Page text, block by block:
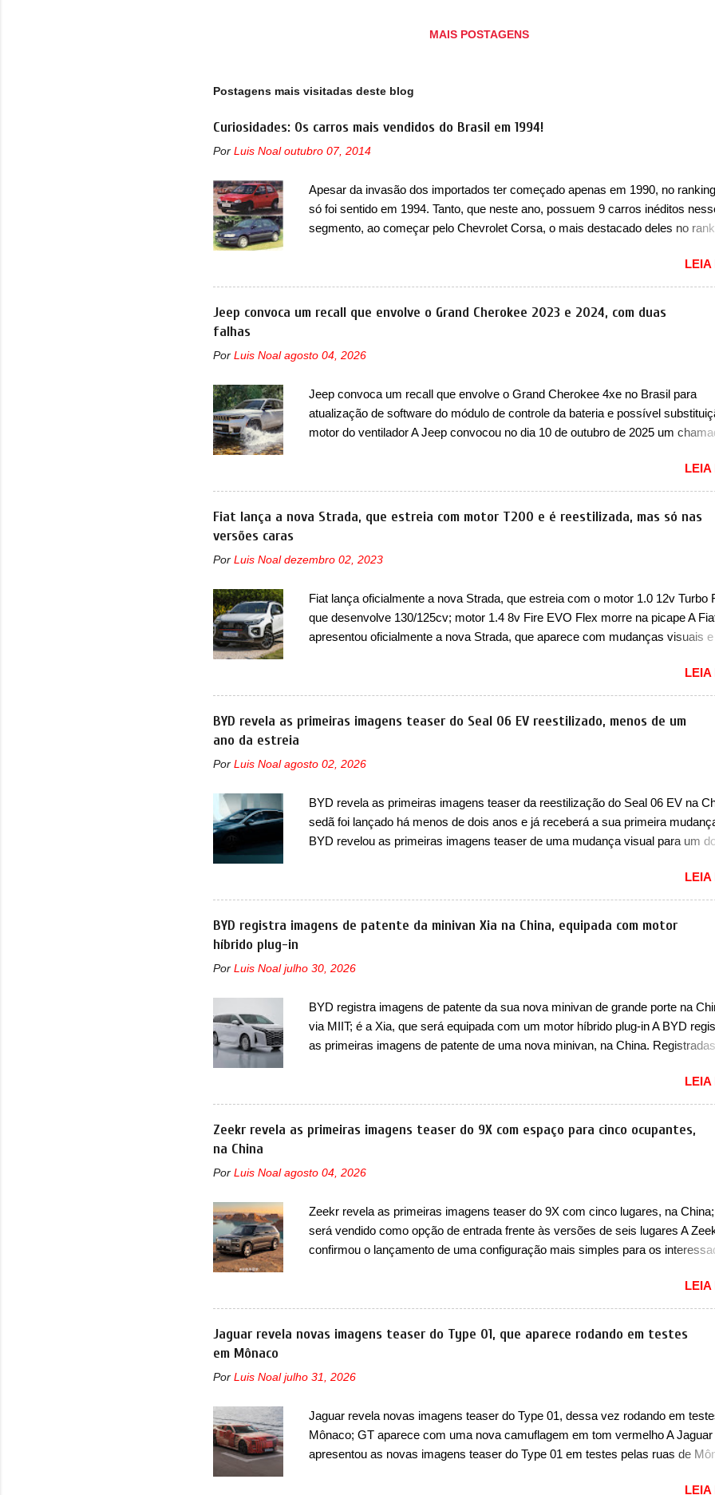
Shadow. Na dianteira, o modelo recebe um design mais esportivo,
MAIS POSTAGENS
Postagens mais visitadas deste blog
Curiosidades: Os carros mais vendidos do Brasil em 1994!
Por Luis Noal outubro 07, 2014
Apesar da invasão dos importados ter começado apenas em 1990, no
só foi sentido em 1994. Tanto, que neste ano, possuem 9 carros inéditos
segmento, ao começar pelo Chevrolet Corsa, o mais destacado deles no
lançamento da Chevrolet que assustou a concorrência. Nesse ano também
lançada a nova geração do Volkswagen Gol que depois de 14 anos ganhava
nova geração feita do zero, apelidada de "Bolinha" por suas formas
Além do Gol, outro Volkswagen fazia sua estréia no mercado. Era o Pointer,
foi marcava pelos franceses, alemães, japoneses e coreanos que chegaram
nas vendas em 1994 foram o Renault R19 que vinha em 3 versões de
sendo duas do hatch e o sedan, a famosa Kia Besta, o Vol...
LEIA
Jeep convoca um recall que envolve o Grand Cherokee 2023 e 2024, com duas
falhas
Por Luis Noal agosto 04, 2026
Jeep convoca um recall que envolve o Grand Cherokee 4xe no Brasil para
atualização de software do módulo de controle da bateria e possível
motor do ventilador A Jeep convocou no dia 10 de outubro de 2025 um
com unidades de ano/modelo 2023 e 2024. A marca norte-americana diz que
unidades afetadas precisam retornar a uma concessionária mais próxima
solução de dois problemas. O primeiro deles será uma atualização do
módulo de controle da bateria (AHCP e HCP). Para alguns veículos
ventilador HVAC (aquecimento, ventilação e ar-condicionado). A marca
microprocessador do Módulo de Controle da Bateria (BPCM), que poderá
perda de força motriz, requerendo a atualização do software do modulo de...
LEIA
Fiat lança a nova Strada, que estreia com motor T200 e é reestilizada, mas só nas
versões caras
Por Luis Noal dezembro 02, 2023
Fiat lança oficialmente a nova Strada, que estreia com o motor 1.0 12v Turbo
que desenvolve 130/125cv; motor 1.4 8v Fire EVO Flex morre na picape A
apresentou oficialmente a nova Strada, que aparece com mudanças visuais
automático CVT no ano passado, a Fiat apresentou mudanças visuais e a
do motor 1.0 12v Turbo Flex, conhecido como T200. Praticamente sem
concorrentes, a Fiat Strada soube ser mutável com avanços importantes que a
concorrência nunca conseguiu acompanhar e agora ela abre uma distância
Fiat Strada é mais do que uma picape, é uma verdadeira revolução no
topo do mercado brasileiro, algo que só a Strada fez. Mais do que isso: ela é a
prova viva que time que está ganhando se mexe sim. Ao longo da sua
ela...
LEIA
BYD revela as primeiras imagens teaser do Seal 06 EV reestilizado, menos de um
ano da estreia
Por Luis Noal agosto 02, 2026
BYD revela as primeiras imagens teaser da reestilização do Seal 06 EV na
sedã foi lançado há menos de dois anos e já receberá a sua primeira
BYD revelou as primeiras imagens teaser de uma mudança visual para um
Seal 06 EV, lançado no segundo semestre de 2025. Sim, há menos de um
modelo agora passará a ser vendido com mudanças visuais na dianteira e na
traseira, que vão atualizá-los para a identidade visual mais moderna da marca,
ainda sem motivos para que essa mudança já seja tão recente assim (o que
percebe que o sedã contará com um novo para-choque na dianteira. Ele passa
passando logo abaixo do logotipo e dos faróis. Ele ainda possui um espaço
placa novo abaixo do vinco e uma nova entrada de ar inferio...
LEIA
BYD registra imagens de patente da minivan Xia na China, equipada com motor
híbrido plug-in
Por Luis Noal julho 30, 2026
BYD registra imagens de patente da sua nova minivan de grande porte na
via MIIT; é a Xia, que será equipada com um motor híbrido plug-in A BYD
as primeiras imagens de patente de uma nova minivan, na China. Registradas
minivan que a marca chinesa apresentará aos consumidores chineses para
da minivan conhecida como Song Max. Equipada com um motor híbrido plug-
(PHEV), a nova minivan vai colocar a marca para concorrer com uma série de
outras minivans de porte similar, visto que por lá o segmento ainda continua
trazer uma dianteira com faróis retangulares e inclinados. Os faróis possuem
superior dos faróis. Essas luzes se conectam entre si por meio de uma barra
LED que passa abaixo da barra prateada que aparece na parte sup...
LEIA
Zeekr revela as primeiras imagens teaser do 9X com espaço para cinco ocupantes,
na China
Por Luis Noal agosto 04, 2026
Zeekr revela as primeiras imagens teaser do 9X com cinco lugares, na
será vendido como opção de entrada frente às versões de seis lugares A
confirmou o lançamento de uma configuração mais simples para os
opção de cinco lugares, que ficará posicionada abaixo da configuração de
lançamento do SUV, de seis lugares, dispostos em três filas de bancos
Agora, o maior SUV da marca será vendido com uma configuração padrão, de
cinco lugares (2+3), que entrou em regime de pré-venda na China, indicando
interior com a nova configuração. A principal mudança fica por conta da
três lugares. Ao mesmo tempo, o SUV possui um assento do meio que pode
reclinar e nele existe dois espaços de recarga por indução para smartphones...
LEIA
Jaguar revela novas imagens teaser do Type 01, que aparece rodando em testes
em Mônaco
Por Luis Noal julho 31, 2026
Jaguar revela novas imagens teaser do Type 01, dessa vez rodando em
Mônaco; GT aparece com uma nova camuflagem em tom vermelho A Jaguar
apresentou as novas imagens teaser do Type 01 em testes pelas ruas de
LEIA